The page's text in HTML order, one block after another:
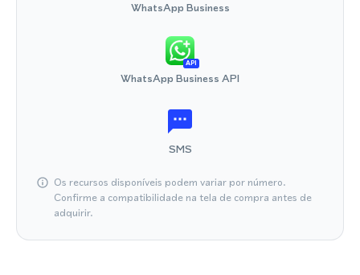
WhatsApp Business
API
WhatsApp Business API
SMS
Os recursos disponíveis podem variar por número.
Confirme a compatibilidade na tela de compra antes de
adquirir.